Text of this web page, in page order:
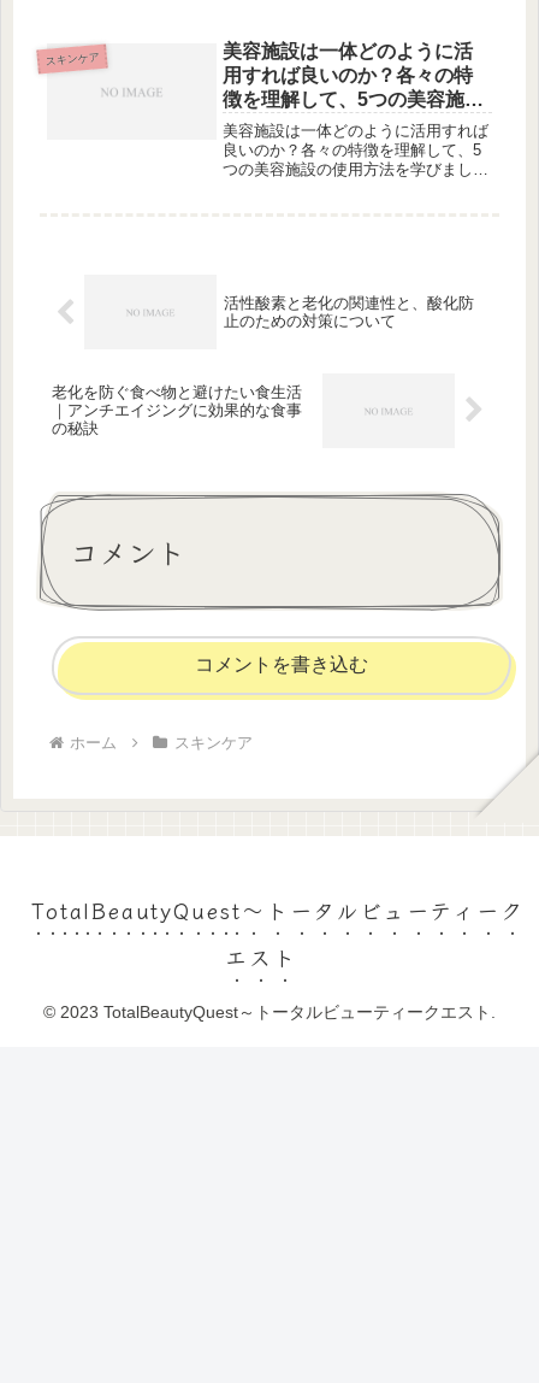
読めば、皮脂多めの方でも眉間の乾燥
の理由が分かり、潤いを保ちながら健
や...
スキンケア
美容施設は一体どのように活
用すれば良いのか？各々の特
徴を理解して、5つの美容施設
の使用方法を学びましょう。
美容施設は一体どのように活用すれば
良いのか？各々の特徴を理解して、5
つの美容施設の使用方法を学びましょ
活性酸素と老化の関連性と、酸化防
止のための対策について
老化を防ぐ食べ物と避けたい食生活
｜アンチエイジングに効果的な食事
の秘訣
コメント
コメントを書き込む
ホーム スキンケア
TotalBeautyQuest～トータルビューティーク
エスト
© 2023 TotalBeautyQuest～トータルビューティークエスト.